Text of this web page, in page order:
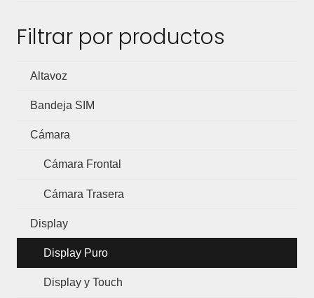
Filtrar por productos
Altavoz
Bandeja SIM
Cámara
Cámara Frontal
Cámara Trasera
Display
Display Puro
Display y Touch